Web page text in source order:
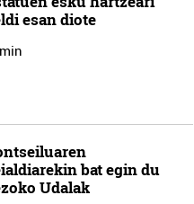
esan diote
bat egin du
Udalak